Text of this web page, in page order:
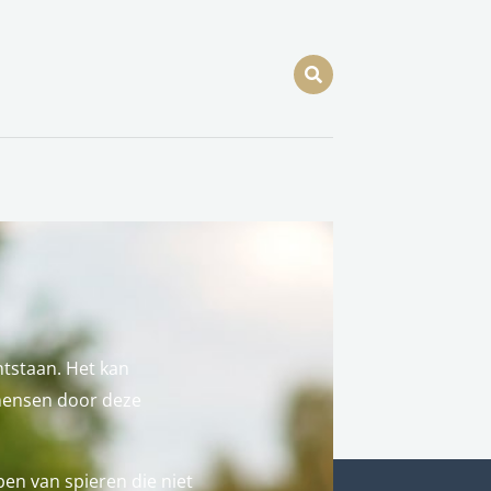
Het kan
door deze
van spieren die niet